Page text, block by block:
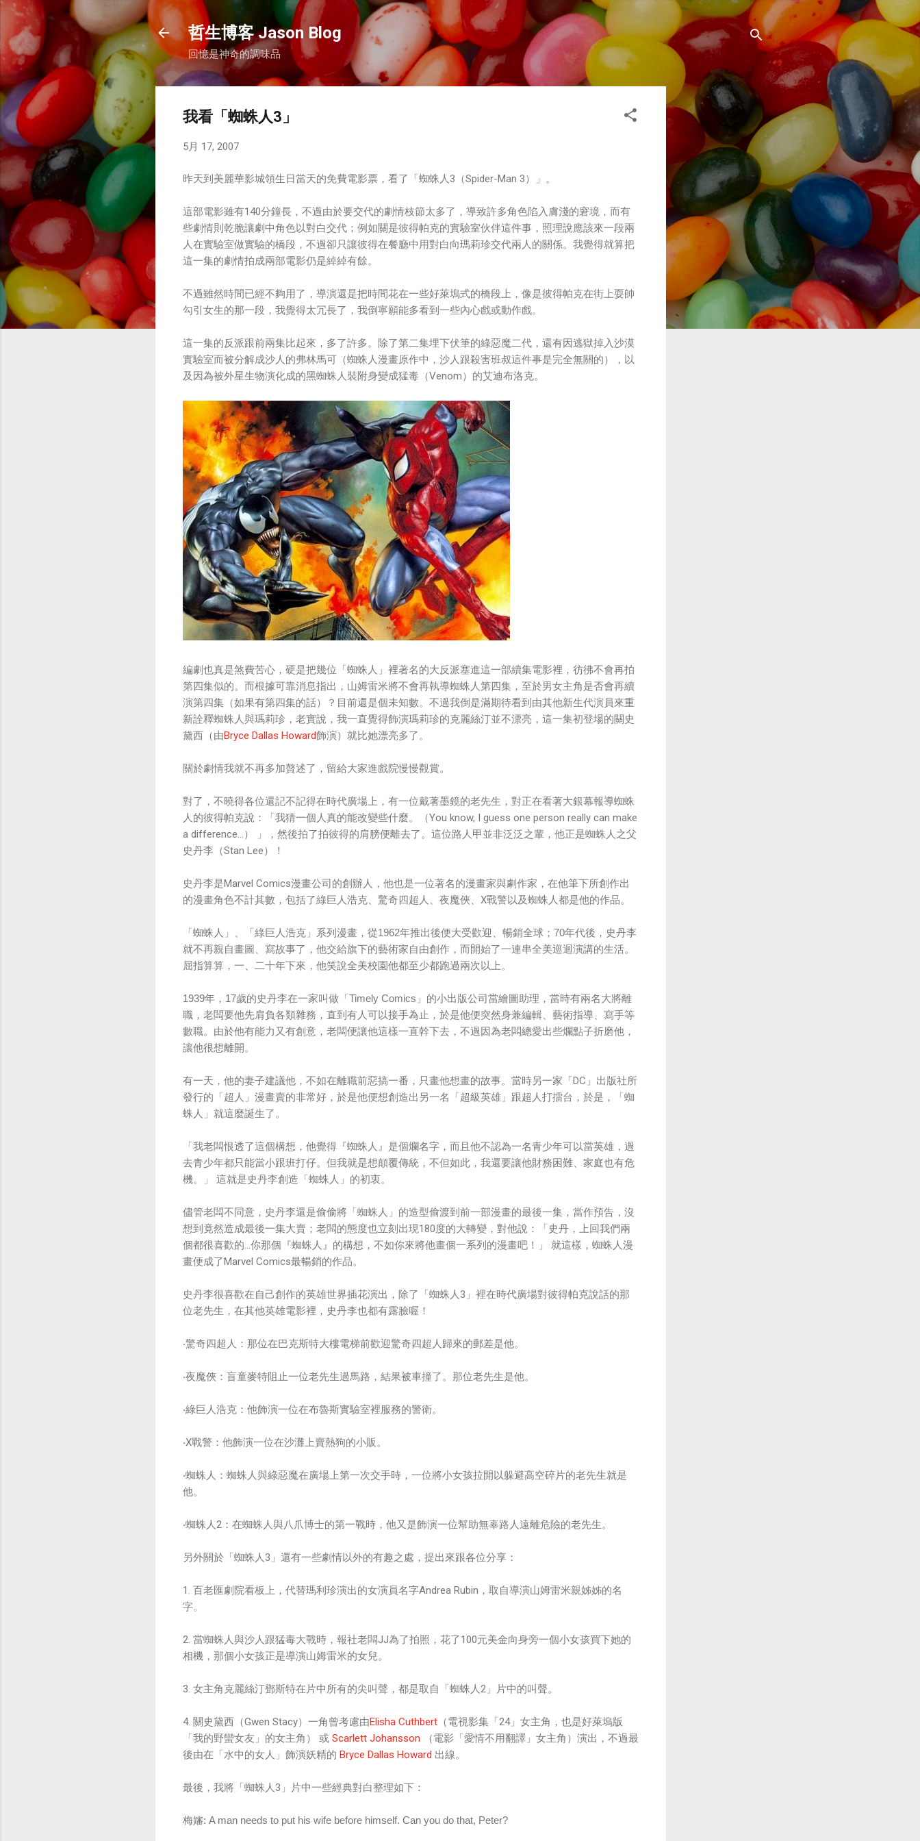
跳到主要內容
哲生博客 Jason Blog
回憶是神奇的調味品
我看「蜘蛛人3」
5月 17, 2007
昨天到美麗華影城領生日當天的免費電影票，看了「蜘蛛人3（Spider-Man 3）」。
這部電影雖有140分鐘長，不過由於要交代的劇情枝節太多了，導致許多角色陷入膚淺的窘境，而有
些劇情則乾脆讓劇中角色以對白交代；例如關是彼得帕克的實驗室伙伴這件事，照理說應該來一段兩
人在實驗室做實驗的橋段，不過卻只讓彼得在餐廳中用對白向瑪莉珍交代兩人的關係。我覺得就算把
這一集的劇情拍成兩部電影仍是綽綽有餘。
不過雖然時間已經不夠用了，導演還是把時間花在一些好萊塢式的橋段上，像是彼得帕克在街上耍帥
勾引女生的那一段，我覺得太冗長了，我倒寧願能多看到一些內心戲或動作戲。
這一集的反派跟前兩集比起來，多了許多。除了第二集埋下伏筆的綠惡魔二代，還有因逃獄掉入沙漠
實驗室而被分解成沙人的弗林馬可（蜘蛛人漫畫原作中，沙人跟殺害班叔這件事是完全無關的），以
及因為被外星生物演化成的黑蜘蛛人裝附身變成猛毒（Venom）的艾迪布洛克。
編劇也真是煞費苦心，硬是把幾位「蜘蛛人」裡著名的大反派塞進這一部續集電影裡，彷彿不會再拍
第四集似的。而根據可靠消息指出，山姆雷米將不會再執導蜘蛛人第四集，至於男女主角是否會再續
演第四集（如果有第四集的話）？目前還是個未知數。不過我倒是滿期待看到由其他新生代演員來重
新詮釋蜘蛛人與瑪莉珍，老實說，我一直覺得飾演瑪莉珍的克麗絲汀並不漂亮，這一集初登場的關史
黛西（由Bryce Dallas Howard飾演）就比她漂亮多了。
關於劇情我就不再多加贅述了，留給大家進戲院慢慢觀賞。
對了，不曉得各位還記不記得在時代廣場上，有一位戴著墨鏡的老先生，對正在看著大銀幕報導蜘蛛
人的彼得帕克說：「我猜一個人真的能改變些什麼。（You know, I guess one person really can make
a difference...） 」，然後拍了拍彼得的肩膀便離去了。這位路人甲並非泛泛之輩，他正是蜘蛛人之父
史丹李（Stan Lee）！
史丹李是Marvel Comics漫畫公司的創辦人，他也是一位著名的漫畫家與劇作家，在他筆下所創作出
的漫畫角色不計其數，包括了綠巨人浩克、驚奇四超人、夜魔俠、X戰警以及蜘蛛人都是他的作品。
「蜘蛛人」、「綠巨人浩克」系列漫畫，從1962年推出後便大受歡迎、暢銷全球；70年代後，史丹李
就不再親自畫圖、寫故事了，他交給旗下的藝術家自由創作，而開始了一連串全美巡迴演講的生活。
屈指算算，一、二十年下來，他笑說全美校園他都至少都跑過兩次以上。
1939年，17歲的史丹李在一家叫做「Timely Comics」的小出版公司當繪圖助理，當時有兩名大將離
職，老闆要他先肩負各類雜務，直到有人可以接手為止，於是他便突然身兼編輯、藝術指導、寫手等
數職。由於他有能力又有創意，老闆便讓他這樣一直幹下去，不過因為老闆總愛出些爛點子折磨他，
讓他很想離開。
有一天，他的妻子建議他，不如在離職前惡搞一番，只畫他想畫的故事。當時另一家「DC」出版社所
發行的「超人」漫畫賣的非常好，於是他便想創造出另一名「超級英雄」跟超人打擂台，於是，「蜘
蛛人」就這麼誕生了。
「我老闆恨透了這個構想，他覺得『蜘蛛人』是個爛名字，而且他不認為一名青少年可以當英雄，過
去青少年都只能當小跟班打仔。但我就是想顛覆傳統，不但如此，我還要讓他財務困難、家庭也有危
機。」 這就是史丹李創造「蜘蛛人」的初衷。
儘管老闆不同意，史丹李還是偷偷將「蜘蛛人」的造型偷渡到前一部漫畫的最後一集，當作預告，沒
想到竟然造成最後一集大賣；老闆的態度也立刻出現180度的大轉變，對他說：「史丹，上回我們兩
個都很喜歡的…你那個『蜘蛛人』的構想，不如你來將他畫個一系列的漫畫吧！」 就這樣，蜘蛛人漫
畫便成了Marvel Comics最暢銷的作品。
史丹李很喜歡在自己創作的英雄世界插花演出，除了「蜘蛛人3」裡在時代廣場對彼得帕克說話的那
位老先生，在其他英雄電影裡，史丹李也都有露臉喔！
‧驚奇四超人：那位在巴克斯特大樓電梯前歡迎驚奇四超人歸來的郵差是他。
‧夜魔俠：盲童麥特阻止一位老先生過馬路，結果被車撞了。那位老先生是他。
‧綠巨人浩克：他飾演一位在布魯斯實驗室裡服務的警衛。
‧X戰警：他飾演一位在沙灘上賣熱狗的小販。
‧蜘蛛人：蜘蛛人與綠惡魔在廣場上第一次交手時，一位將小女孩拉開以躲避高空碎片的老先生就是
他。
‧蜘蛛人2：在蜘蛛人與八爪博士的第一戰時，他又是飾演一位幫助無辜路人遠離危險的老先生。
另外關於「蜘蛛人3」還有一些劇情以外的有趣之處，提出來跟各位分享：
1. 百老匯劇院看板上，代替瑪利珍演出的女演員名字Andrea Rubin，取自導演山姆雷米親姊姊的名
字。
2. 當蜘蛛人與沙人跟猛毒大戰時，報社老闆JJ為了拍照，花了100元美金向身旁一個小女孩買下她的
相機，那個小女孩正是導演山姆雷米的女兒。
3. 女主角克麗絲汀鄧斯特在片中所有的尖叫聲，都是取自「蜘蛛人2」片中的叫聲。
4. 關史黛西（Gwen Stacy）一角曾考慮由Elisha Cuthbert （電視影集「24」女主角，也是好萊塢版
「我的野蠻女友」的女主角） 或 Scarlett Johansson （電影「愛情不用翻譯」女主角）演出，不過最
後由在「水中的女人」飾演妖精的 Bryce Dallas Howard 出線。
最後，我將「蜘蛛人3」片中一些經典對白整理如下：
梅嬸: A man needs to put his wife before himself. Can you do that, Peter?